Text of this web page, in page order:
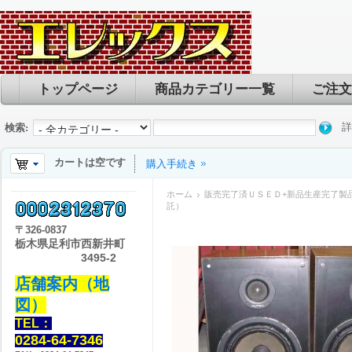
トップページ 商品カテゴリー一覧 ご注
検索:
カートは空です 購入手続き
ホーム
販売完了済ＵＳＥＤ+新品生産完了製
託）
〒 326-0837
栃木県足利市西新井町
3495-2
店舗案内（地
図）
TEL：
0284-64-7346